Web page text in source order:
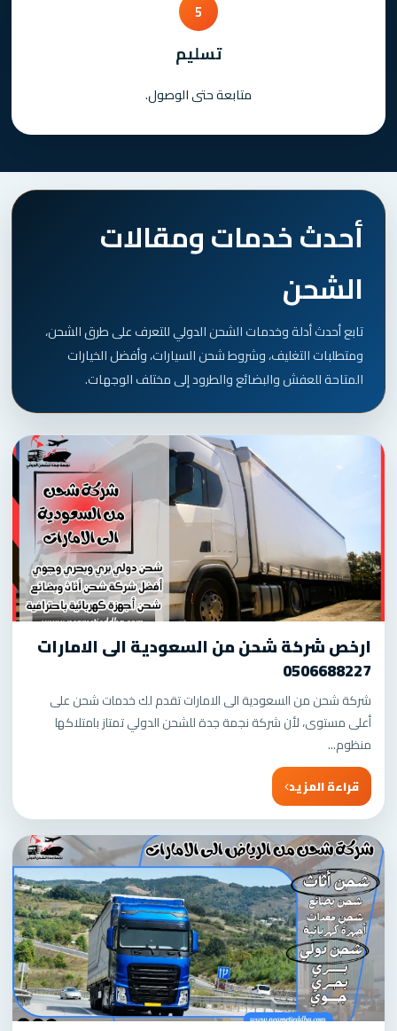
5
تسليم
متابعة حتى الوصول.
أحدث خدمات ومقالات
الشحن
تابع أحدث أدلة وخدمات الشحن الدولي للتعرف على طرق الشحن،
ومتطلبات التغليف، وشروط شحن السيارات، وأفضل الخيارات
المتاحة للعفش والبضائع والطرود إلى مختلف الوجهات.
ارخص شركة شحن من السعودية الى الامارات
0506688227
شركة شحن من السعودية الى الامارات تقدم لك خدمات شحن على
أعلى مستوى، لأن شركة نجمة جدة للشحن الدولي تمتاز بامتلاكها
منظوم...
قراءة المزيد